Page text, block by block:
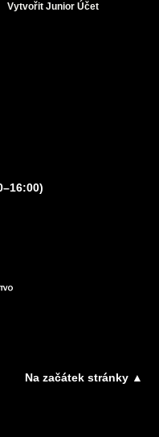
Vytvořit Junior Účet
Na začátek stránky ▲